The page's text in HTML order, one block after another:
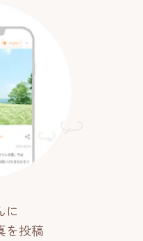
に
を投稿